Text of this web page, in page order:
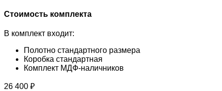
Стоимость комплекта
В комплект входит:
Полотно стандартного размера
Коробка стандартная
Комплект МДФ-наличников
26 400 ₽